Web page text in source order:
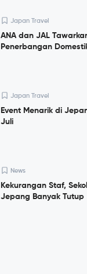
Japan Travel
ANA dan JAL
Penerbangan
Japan Travel
Event Menarik di
Juli
News
Kekurangan Staf,
Jepang Banyak Tutup